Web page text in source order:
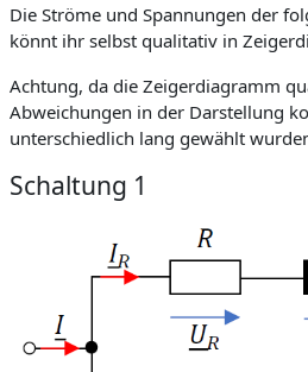
Die Ströme und Spannungen der
könnt ihr selbst qualitativ in
Achtung, da die Zeigerdiagramm
Abweichungen in der Darstellung
unterschiedlich lang gewählt
Schaltung 1